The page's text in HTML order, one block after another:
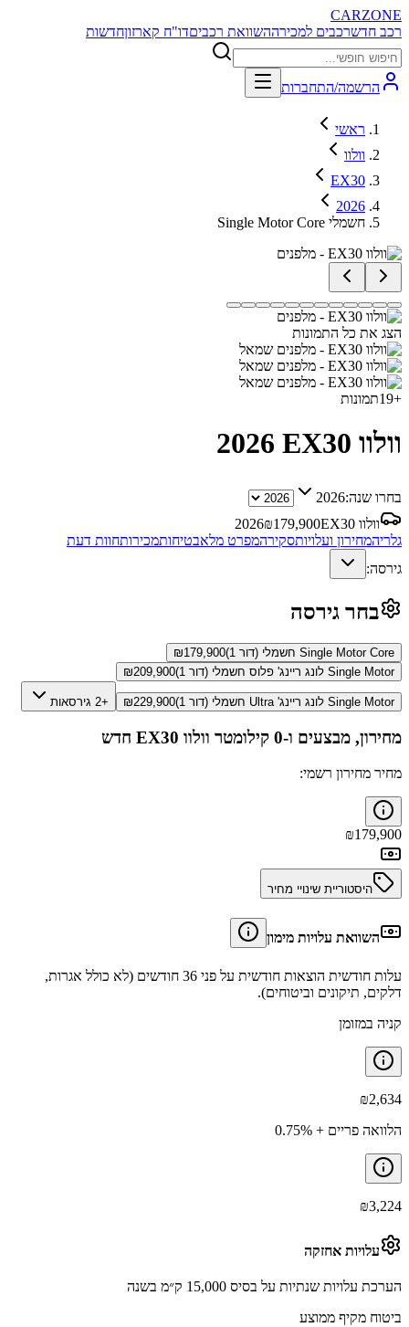
CARZONE
רכב חדשרכבים למכירההשוואת רכביםדו"ח קארזוןחדשות
הרשמה/התחברות
ראשי
וולוו
EX30
2026
Single Motor Core חשמלי
הצג את כל התמונות
+
19תמונות
וולוו EX30 2026
בחרו שנה:2026
וולוו EX30
2026₪179,900
גלריהמחירון ועלויותסקירהמפרט מלאבטיחותמכירותחוות דעת
גירסה:
בחר גירסה
Single Motor Core חשמלי (דור 1) ₪179,900
Single Motor לונג ריינג' פלוס חשמלי (דור 1)
₪209,900
Single Motor לונג ריינג' Ultra חשמלי (דור 1) ₪229,900 +2 גירסאות
מחירון, מבצעים ו-0 קילומטר וולוו EX30 חדש
מחיר מחירון רשמי:
₪179,900
היסטוריית שינויי מחיר
השוואת עלויות מימון
עלות חודשית הוצאות חודשית על פני 36 חודשים (לא כולל אגרות,
דלקים, תיקונים וביטוחים).
קניה במזומן
₪2,634
הלוואה פריים + 0.75%
₪3,224
עלויות אחזקה
הערכת עלויות שנתיות על בסיס 15,000 ק״מ בשנה
ביטוח מקיף ממוצע